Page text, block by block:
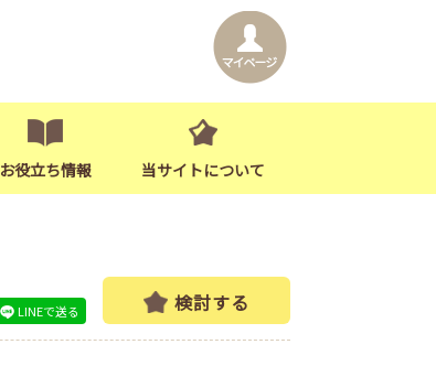
お役立ち情報 当サイトについて
LINEで送る 検討する